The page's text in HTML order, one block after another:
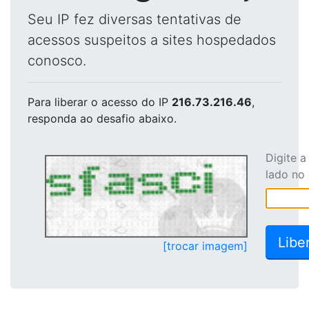
Seu IP fez diversas tentativas de
acessos suspeitos a sites hospedados
conosco.
Para liberar o acesso do IP 216.73.216.46,
responda ao desafio abaixo.
[trocar imagem]
Digite
lado no